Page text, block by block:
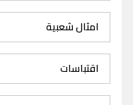
امثال شعبية
اقتباسات